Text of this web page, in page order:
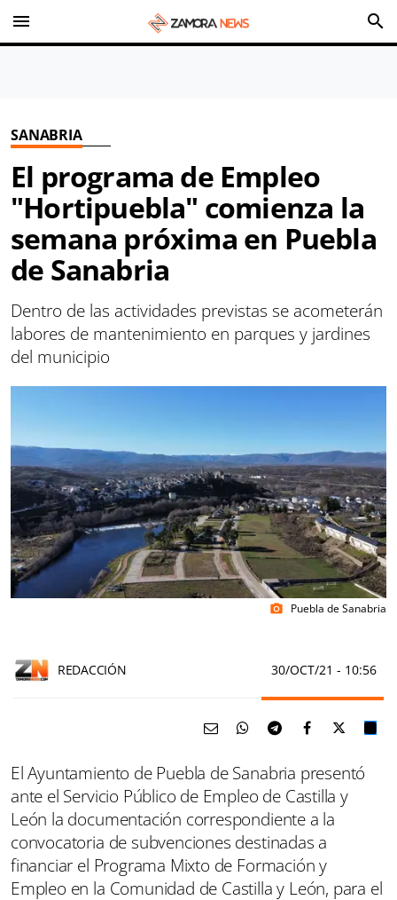
menu search
SANABRIA
El programa de Empleo
"Hortipuebla" comienza la
semana próxima en Puebla
de Sanabria
Dentro de las actividades previstas se acometerán
labores de mantenimiento en parques y jardines
del municipio
photo_camera Puebla de Sanabria
REDACCIÓN 30/OCT/21 - 10:56
El Ayuntamiento de Puebla de Sanabria presentó
ante el Servicio Público de Empleo de Castilla y
León la documentación correspondiente a la
convocatoria de subvenciones destinadas a
financiar el Programa Mixto de Formación y
Empleo en la Comunidad de Castilla y León, para el